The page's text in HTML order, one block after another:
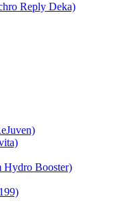
Reply Deka)
Hydro Booster)